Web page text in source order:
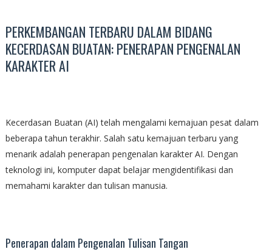
PERKEMBANGAN TERBARU DALAM BIDANG
KECERDASAN BUATAN: PENERAPAN PENGENALAN
KARAKTER AI
Kecerdasan Buatan (AI) telah mengalami kemajuan pesat dalam
beberapa tahun terakhir. Salah satu kemajuan terbaru yang
menarik adalah penerapan pengenalan karakter AI. Dengan
teknologi ini, komputer dapat belajar mengidentifikasi dan
memahami karakter dan tulisan manusia.
Penerapan dalam Pengenalan Tulisan Tangan